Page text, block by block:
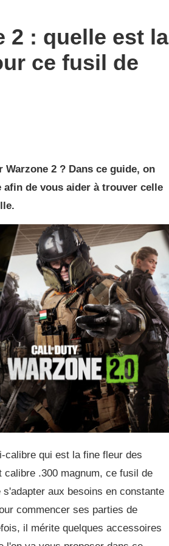
2 : quelle est la
ce fusil de
2 ? Dans ce guide, on
de vous aider à trouver celle
calibre qui est la fine fleur des
.300 magnum, ce fusil de
aux besoins en constante
commencer ses parties de
il mérite quelques accessoires